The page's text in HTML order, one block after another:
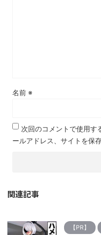
名前 ※
次回のコメントで使用す
ールアドレス、サイトを保存
関連記事
【PR】